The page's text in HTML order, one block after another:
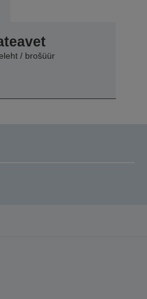
/ brošüür